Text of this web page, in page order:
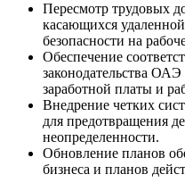
Пересмотр трудовых
касающихся
безопасности на
Обеспечение
законодательства
заработной платы и
Внедрение четких
для предотвращения
неопределенности.
Обновление планов
бизнеса и планов